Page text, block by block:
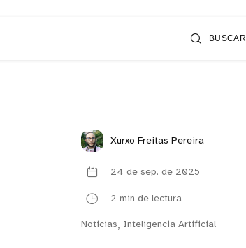
BUSCAR
Xurxo Freitas Pereira
24 de sep. de 2025
2 min de lectura
Noticias, Inteligencia Artificial